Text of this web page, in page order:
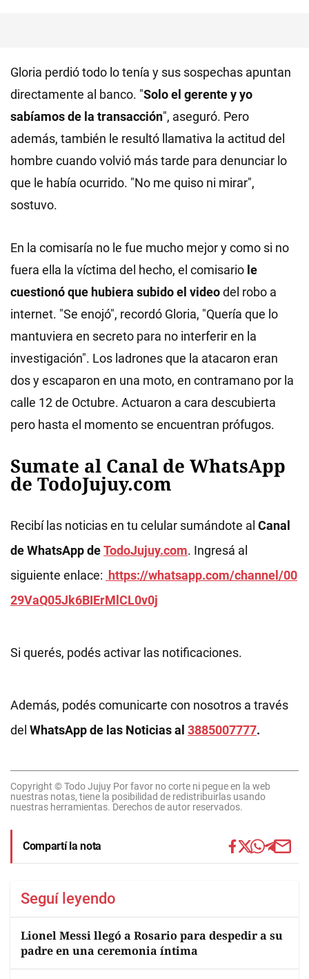
Gloria perdió todo lo tenía y sus sospechas apuntan
directamente al banco. "Solo el gerente y yo
sabíamos de la transacción", aseguró. Pero
además, también le resultó llamativa la actitud del
hombre cuando volvió más tarde para denunciar lo
que le había ocurrido. "No me quiso ni mirar",
sostuvo.
En la comisaría no le fue mucho mejor y como si no
fuera ella la víctima del hecho, el comisario le
cuestionó que hubiera subido el videodel robo a
internet. "Se enojó", recordó Gloria, "Quería que lo
mantuviera en secreto para no interferir en la
investigación". Los ladrones que la atacaron eran
dos y escaparon en una moto, en contramano por la
calle 12 de Octubre. Actuaron a cara descubierta
pero hasta el momento se encuentran prófugos.
Sumate al Canal de WhatsApp
de TodoJujuy.com
Recibí las noticias en tu celular sumándote al Canal
de WhatsApp deTodoJujuy.com. Ingresá al
siguiente enlace: https://whatsapp.com/channel/00
29VaQ05Jk6BIErMlCL0v0j
Si querés, podés activar las notificaciones.
Además, podés comunicarte con nosotros a través
del WhatsApp de las Noticias al 3885007777.
Copyright © Todo Jujuy Por favor no corte ni pegue en la web
nuestras notas, tiene la posibilidad de redistribuirlas usando
nuestras herramientas. Derechos de autor reservados.
Compartí la nota
Seguí leyendo
Lionel Messi llegó a Rosario para despedir a su
padre en una ceremonia íntima